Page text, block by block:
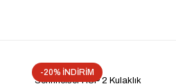
-20% İNDİRİM
Sennheiser HSP 2 Kulaklık